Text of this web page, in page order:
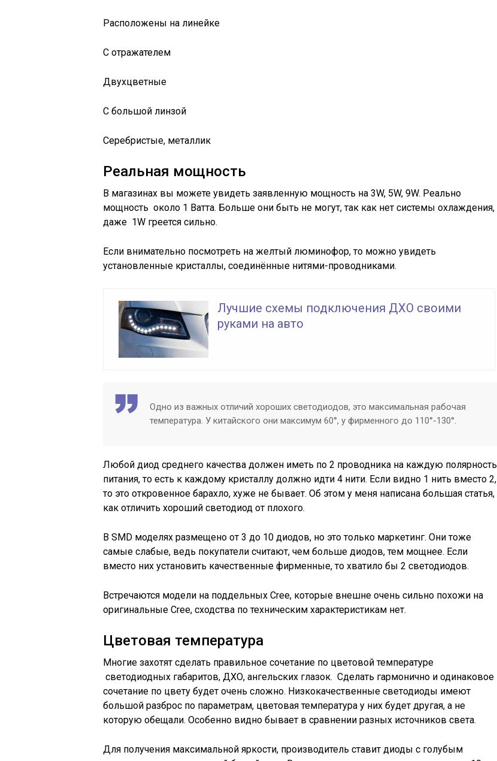
Расположены на линейке
С отражателем
Двухцветные
С большой линзой
Серебристые, металлик
Реальная мощность
В магазинах вы можете увидеть заявленную мощность на 3W, 5W, 9W. Реально
мощность около 1 Ватта. Больше они быть не могут, так как нет системы охлаждения,
даже 1W греется сильно.
Если внимательно посмотреть на желтый люминофор, то можно увидеть
установленные кристаллы, соединённые нитями-проводниками.
Лучшие схемы подключения ДХО своими
руками на авто
Одно из важных отличий хороших светодиодов, это максимальная рабочая
температура. У китайского они максимум 60°, у фирменного до 110°-130°.
Любой диод среднего качества должен иметь по 2 проводника на каждую полярность
питания, то есть к каждому кристаллу должно идти 4 нити. Если видно 1 нить вместо 2,
то это откровенное барахло, хуже не бывает. Об этом у меня написана большая статья,
как отличить хороший светодиод от плохого.
В SMD моделях размещено от 3 до 10 диодов, но это только маркетинг. Они тоже
самые слабые, ведь покупатели считают, чем больше диодов, тем мощнее. Если
вместо них установить качественные фирменные, то хватило бы 2 светодиодов.
Встречаются модели на поддельных Cree, которые внешне очень сильно похожи на
оригинальные Cree, сходства по техническим характеристикам нет.
Цветовая температура
Многие захотят сделать правильное сочетание по цветовой температуре
светодиодных габаритов, ДХО, ангельских глазок. Сделать гармонично и одинаковое
сочетание по цвету будет очень сложно. Низкокачественные светодиоды имеют
большой разброс по параметрам, цветовая температура у них будет другая, а не
которую обещали. Особенно видно бывает в сравнении разных источников света.
Для получения максимальной яркости, производитель ставит диоды с голубым